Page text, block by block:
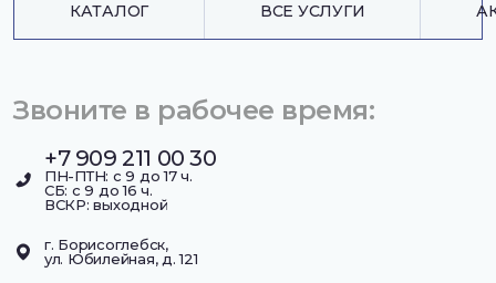
КАТАЛОГ ВСЕ УСЛУГИ
Звоните в рабочее время:
+7 909 211 00 30
ПН-ПТН: с 9 до 17 ч.
СБ: с 9 до 16 ч.
ВСКР: выходной
г. Борисоглебск,
ул. Юбилейная, д. 121